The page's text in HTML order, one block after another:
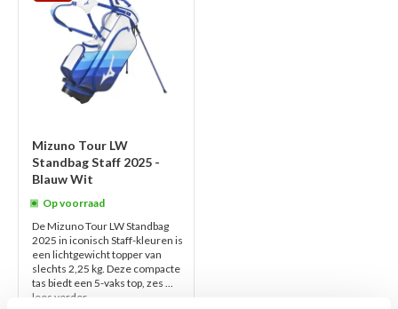
Mizuno Tour LW
Standbag Staff 2025 -
Blauw Wit
Op voorraad
De Mizuno Tour LW Standbag
2025 in iconisch Staff-kleuren is
een lichtgewicht topper van
slechts 2,25 kg. Deze compacte
tas biedt een 5-vaks top, zes ...
lees verder